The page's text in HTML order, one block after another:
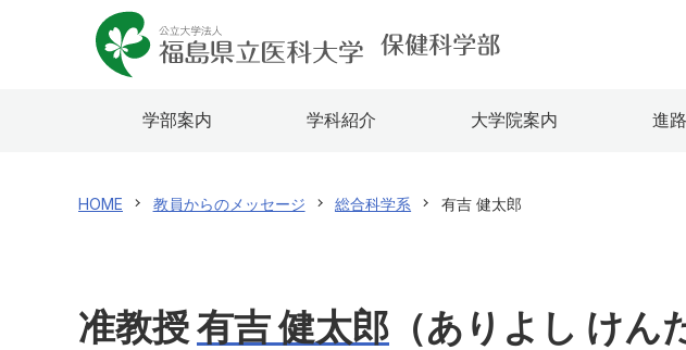
学部案内 学科紹介 大学院案内 進
HOME 教員からのメッセージ 総合科学系 有吉 健太郎
准教授有吉 健太郎 （ありよし けん